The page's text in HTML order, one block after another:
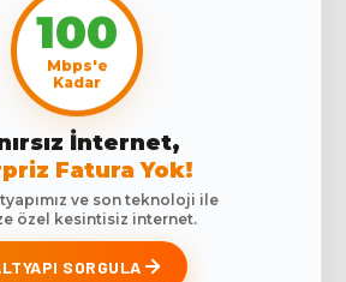
100
Mbps'e
Kadar
İnternet,
Fatura Yok!
ve son teknoloji ile
özel kesintisiz internet.
SORGULA